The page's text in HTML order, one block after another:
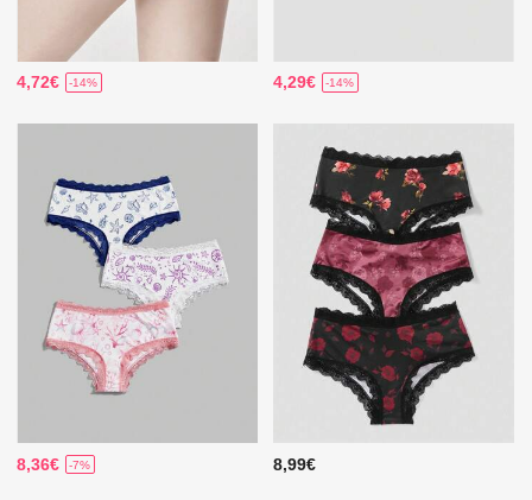
4,72€ -14% 4,29€ -14%
8,36€ -7% 8,99€